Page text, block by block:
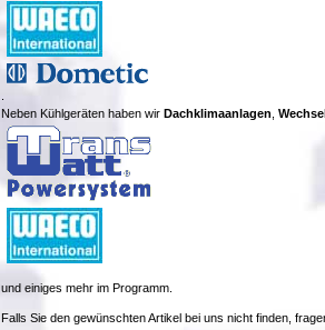
Neben Kühlgeräten haben wir Dachklimaanlagen
und einiges mehr im Programm.
Falls Sie den gewünschten Artikel bei uns nicht finden,